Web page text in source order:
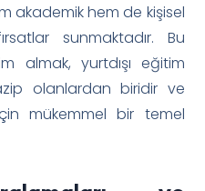
akademik hem de kişisel
sunmaktadır. Bu
almak, yurtdışı eğitim
olanlardan biridir ve
mükemmel bir temel